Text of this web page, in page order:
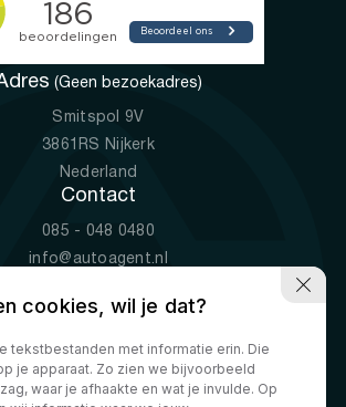
(Geen bezoekadres)
Smitspol 9V
3861RS Nijkerk
Nederland
Contact
085 - 048 0480
info@autoagent.nl
Openingstijden
Ma-Vr
09:00 - 19:00
Za
10:00 - 17:00
cookies, wil je dat?
tekstbestanden met informatie erin. Die
je apparaat. Zo zien we bijvoorbeeld
waar je afhaakte en wat je invulde. Op